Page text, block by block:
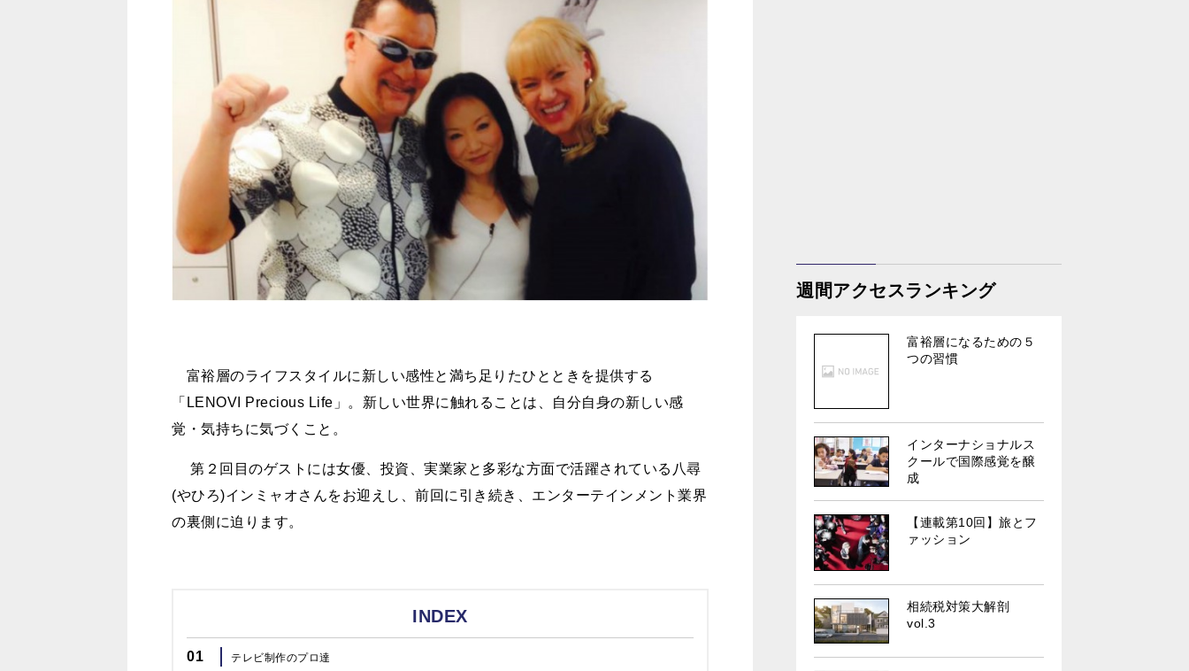
富裕層のライフスタイルに新しい感性と満ち足りたひとときを提供する
「LENOVI Precious Life」。新しい世界に触れることは、自分自身の新しい感
覚・気持ちに気づくこと。
第２回目のゲストには女優、投資、実業家と多彩な方面で活躍されている八尋
(やひろ)インミャオさんをお迎えし、前回に引き続き、エンターテインメント業界
の裏側に迫ります。
INDEX
01 テレビ制作のプロ達
週間アクセスランキング
富裕層になるための５
つの習慣
インターナショナルス
クールで国際感覚を醸
成
【連載第10回】旅とフ
ァッション
相続税対策大解剖
vol.3